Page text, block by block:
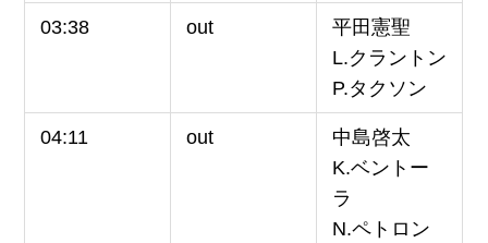
03:38 out
平田憲聖
L.クラントン
P.タクソン
04:11 out
中島啓太
K.ベントー
ラ
N.ペトロン